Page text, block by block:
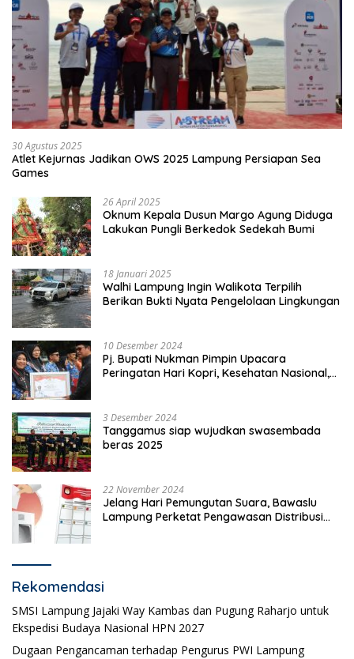
30 Agustus 2025
Atlet Kejurnas Jadikan OWS 2025 Lampung Persiapan Sea
Games
26 April 2025
Oknum Kepala Dusun Margo Agung Diduga
Lakukan Pungli Berkedok Sedekah Bumi
18 Januari 2025
Walhi Lampung Ingin Walikota Terpilih
Berikan Bukti Nyata Pengelolaan Lingkungan
10 Desember 2024
Pj. Bupati Nukman Pimpin Upacara
Peringatan Hari Kopri, Kesehatan Nasional,
3 Desember 2024
Tanggamus siap wujudkan swasembada
beras 2025
22 November 2024
Jelang Hari Pemungutan Suara, Bawaslu
Lampung Perketat Pengawasan Distribusi
Rekomendasi
SMSI Lampung Jajaki Way Kambas dan Pugung Raharjo untuk
Ekspedisi Budaya Nasional HPN 2027
Dugaan Pengancaman terhadap Pengurus PWI Lampung